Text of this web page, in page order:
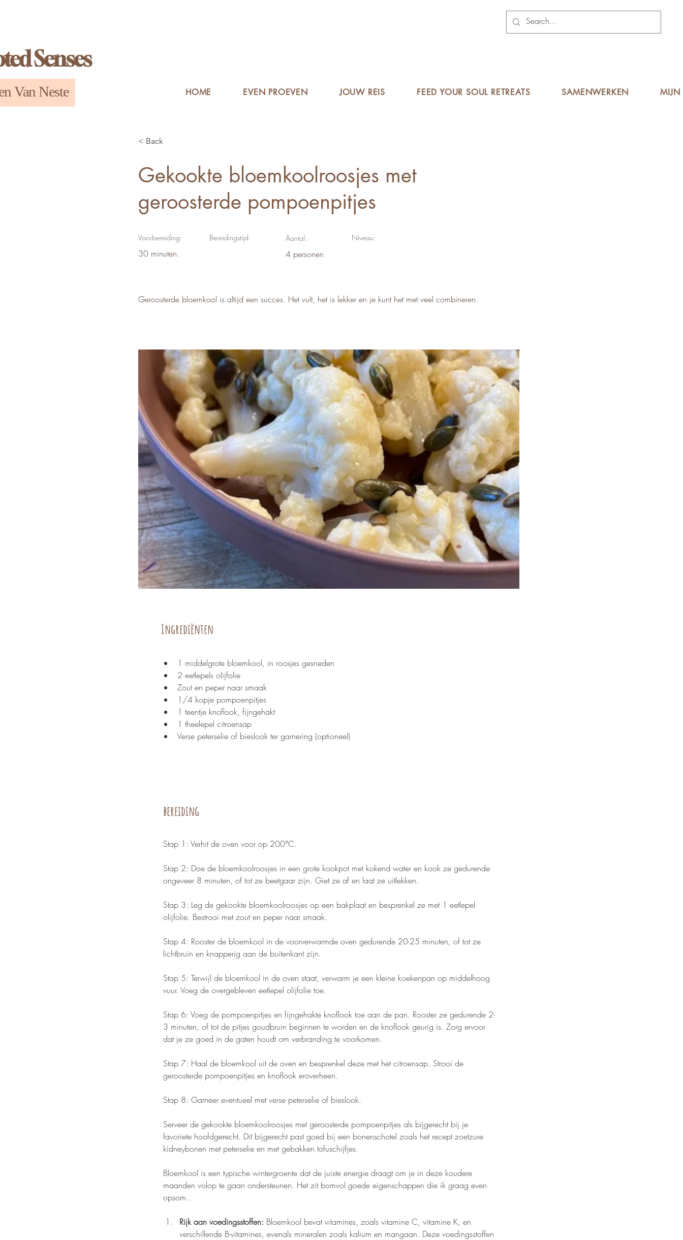
Senses
Van Neste HOME EVEN PROEVEN JOUW REIS FEED YOUR SOUL RETREATS SAMENWERKEN MIJN
< Back
Gekookte bloemkoolroosjes met
geroosterde pompoenpitjes
Voorbereiding:
30 minuten.
Bereidingstijd: Aantal:
4 personen
Niveau:
Geroosterde bloemkool is altijd een succes. Het vult, het is lekker en je kunt het met veel combineren.
Ingrediënten
1 middelgrote bloemkool, in roosjes gesneden
2 eetlepels olijfolie
Zout en peper naar smaak
1/4 kopje pompoenpitjes
1 teentje knoflook, fijngehakt
1 theelepel citroensap
Verse peterselie of bieslook ter garnering (optioneel)
bereiding
Stap 1: Verhit de oven voor op 200°C.
Stap 2: Doe de bloemkoolroosjes in een grote kookpot met kokend water en kook ze gedurende
ongeveer 8 minuten, of tot ze beetgaar zijn. Giet ze af en laat ze uitlekken.
Stap 3: Leg de gekookte bloemkoolroosjes op een bakplaat en besprenkel ze met 1 eetlepel
olijfolie. Bestrooi met zout en peper naar smaak.
Stap 4: Rooster de bloemkool in de voorverwarmde oven gedurende 20-25 minuten, of tot ze
lichtbruin en knapperig aan de buitenkant zijn.
Stap 5: Terwijl de bloemkool in de oven staat, verwarm je een kleine koekenpan op middelhoog
vuur. Voeg de overgebleven eetlepel olijfolie toe.
Stap 6: Voeg de pompoenpitjes en fijngehakte knoflook toe aan de pan. Rooster ze gedurende 2-
3 minuten, of tot de pitjes goudbruin beginnen te worden en de knoflook geurig is. Zorg ervoor
dat je ze goed in de gaten houdt om verbranding te voorkomen.
Stap 7: Haal de bloemkool uit de oven en besprenkel deze met het citroensap. Strooi de
geroosterde pompoenpitjes en knoflook eroverheen.
Stap 8: Garneer eventueel met verse peterselie of bieslook.
Serveer de gekookte bloemkoolroosjes met geroosterde pompoenpitjes als bijgerecht bij je
favoriete hoofdgerecht. Dit bijgerecht past goed bij een bonenschotel zoals het recept zoetzure
kidneybonen met peterselie en met gebakken tofuschijfjes.
Bloemkool is een typische wintergroente dat de juiste energie draagt om je in deze koudere
maanden volop te gaan ondersteunen. Het zit bomvol goede eigenschappen die ik graag even
opsom..
Rijk aan voedingsstoffen: Bloemkool bevat vitamines, zoals vitamine C, vitamine K, en
verschillende B-vitamines, evenals mineralen zoals kalium en mangaan. Deze voedingsstoffen